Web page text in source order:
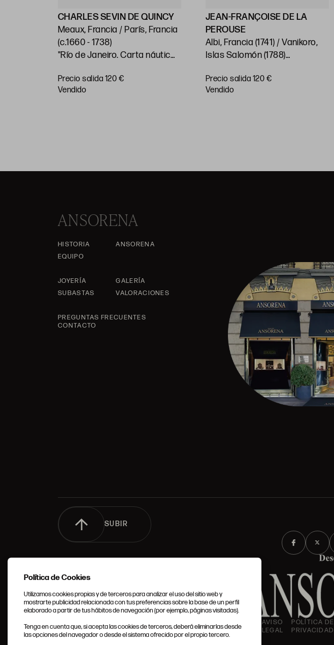
CHARLES SEVIN DE QUINCY
Meaux, Francia / París, Francia
(c.1660 - 1738)
"Río de Janeiro. Carta náutica"
Huella: 21 x 28 cm; papel: 25,5 x
38,5 cm
Precio salida 120 €
vendido
JEAN-FRANÇOISE DE LA
PEROUSE
Albi, Francia (1741) / Vanikoro,
Islas Salomón (1788)
Pacífico y sus islas"
papel: 54 x 74 cm
Precio salida 120 €
vendido
ANSORENA
HISTORIA
ANSORENA
EQUIPO
JOYERÍA
GALERÍA
SUBASTAS
VALORACIONES
PREGUNTAS FRECUENTES
CONTACTO
SUBIR
GENERALES
AVISO
LEGAL
POLÍTICA DE
PRIVACIDAD
Política de Cookies
Utilizamos cookies propias y de terceros para analizar el uso del sitio web y
mostrarte publicidad relacionada con tus preferencias sobre la base de un perfil
elaborado a partir de tus hábitos de navegación (por ejemplo, páginas visitadas).
Tenga en cuenta que, si acepta las cookies de terceros, deberá eliminarlas desde
las opciones del navegador o desde el sistema ofrecido por el propio tercero.